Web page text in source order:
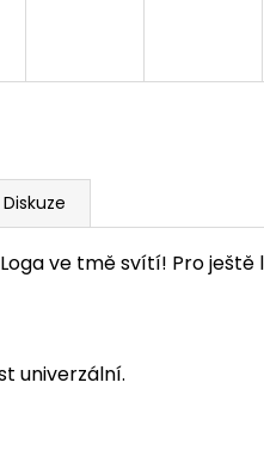
Diskuze
ve tmě svítí! Pro
univerzální.